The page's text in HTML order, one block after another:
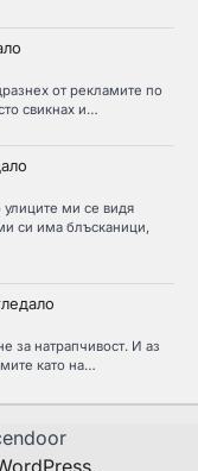
от рекламите по
свикнах и…
ми се видя
си има блъсканици,
за натрапчивост. И аз
като на…